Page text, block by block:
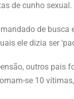
de cunho sexual.
de
ele dizia ser
outros
se 10